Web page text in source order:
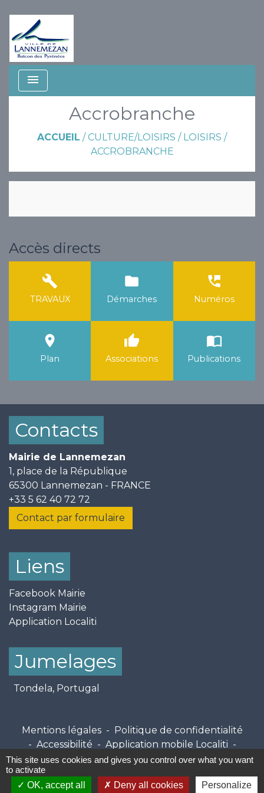
menu
Accrobranche
ACCUEIL /CULTURE/LOISIRS / LOISIRS /
ACCROBRANCHE
Accès directs
build
TRAVAUX
folder
Démarches
perm_phone_msg
Numéros
room
Plan
thumb_up
Associations
import_contacts
Publications
Contacts
Mairie de Lannemezan
1, place de la République
65300 Lannemezan - FRANCE
+33 5 62 40 72 72
Contact par formulaire
Liens
Facebook Mairie
Instagram Mairie
Application Localiti
Jumelages
Tondela, Portugal
Mentions légales - Politique de confidentialité
- Accessibilité - Application mobile Localiti -
Plan du site - Gestion des cookies
Site créé en partenariat avec Réseau des Communes
This site uses cookies and gives you control over what you want
to activate
OK, accept all
Deny all cookies Personalize